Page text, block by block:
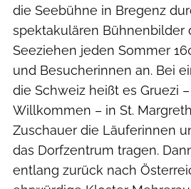
die Seebühne in Bregenz
spektakulären Bühnenbilder
Seeziehen jeden Sommer
und Besucherinnen an. Bei
die Schweiz heißt es Gruezi
Willkommen – in St.
Zuschauer die Läuferinnen
das Dorfzentrum tragen.
entlang zurück nach